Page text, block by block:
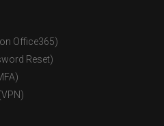
Office365)
Reset)